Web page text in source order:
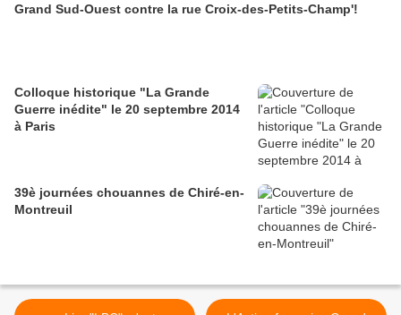
Grand Sud-Ouest contre la rue Croix-des-Petits-Champ'!
Colloque historique "La Grande
Guerre inédite" le 20 septembre 2014
à Paris
39è journées chouannes de Chiré-en-
Montreuil